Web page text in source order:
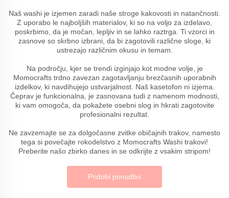
Naš washi je izjemen zaradi naše stroge kakovosti in natančnosti.
Z uporabo le najboljših materialov, ki so na voljo za izdelavo,
poskrbimo, da je močan, lepljiv in se lahko raztrga. Ti vzorci in
zasnove so skrbno izbrani, da bi zagotovili različne sloge, ki
ustrezajo različnim okusu in temam.
Na področju, kjer se trendi izginjajo kot modne volje, je
Momocrafts trdno zavezan zagotavljanju brezčasnih uporabnih
izdelkov, ki navdihujejo ustvarjalnost. Naš kasetofon ni izjema.
Čeprav je funkcionalna, je zasnovana tudi z namenom modnosti,
ki vam omogoča, da pokažete osebni slog in hkrati zagotovite
profesionalni rezultat.
Ne zavzemajte se za dolgočasne zvitke običajnih trakov, namesto
tega si povečajte rokodelstvo z Momocrafts Washi trakovi!
Preberite našo zbirko danes in se odkrijte z vsakim stripom!
Pridobi ponudbo